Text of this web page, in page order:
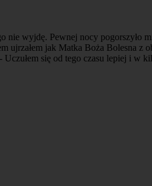
wyjdę. Pewnej nocy pogorszyło
ujrzałem jak Matka Boża Bolesna z
się od tego czasu lepiej i w